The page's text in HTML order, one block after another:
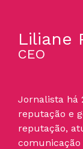
Liliane
CEO
Jornalista há
reputação e
reputação,
comunicação